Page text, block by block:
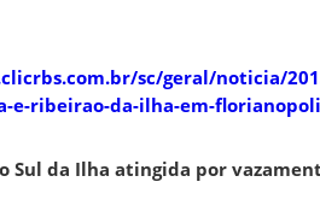
sc/geral/noticia/
e-ribeirao-da-ilha-em-
Sul da Ilha atingida por